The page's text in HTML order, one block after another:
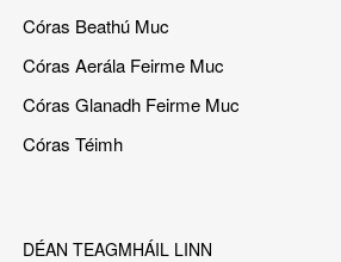
Córas Beathú Muc
Córas Aerála Feirme Muc
Córas Glanadh Feirme Muc
Córas Téimh
DÉAN TEAGMHÁIL LINN